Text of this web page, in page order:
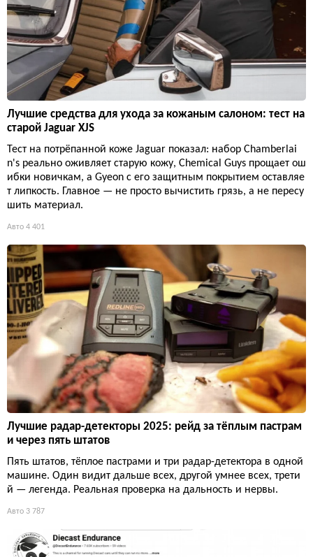
Лучшие средства для ухода за кожаным салоном: тест на
старой Jaguar XJS
Тест на потрёпанной коже Jaguar показал: набор Chamberlai
n's реально оживляет старую кожу, Chemical Guys прощает ош
ибки новичкам, а Gyeon с его защитным покрытием оставляе
т липкость. Главное — не просто вычистить грязь, а не пересу
шить материал.
Авто 4 401
Лучшие радар-детекторы 2025: рейд за тёплым пастрам
и через пять штатов
Пять штатов, тёплое пастрами и три радар-детектора в одной
машине. Один видит дальше всех, другой умнее всех, трети
й — легенда. Реальная проверка на дальность и нервы.
Авто 3 787